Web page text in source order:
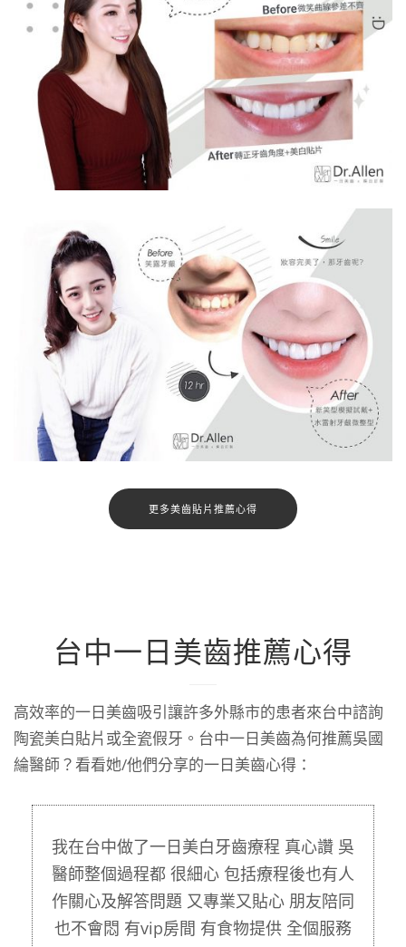
更多美齒貼片推薦心得
台中一日美齒推薦心得
高效率的一日美齒吸引讓許多外縣市的患者來台中諮詢
陶瓷美白貼片或全瓷假牙。台中一日美齒為何推薦吳國
綸醫師？看看她/他們分享的一日美齒心得：
我在台中做了一日美白牙齒療程 真心讚 吳
醫師整個過程都 很細心 包括療程後也有人
作關心及解答問題 又專業又貼心 朋友陪同
也不會悶 有vip房間 有食物提供 全個服務